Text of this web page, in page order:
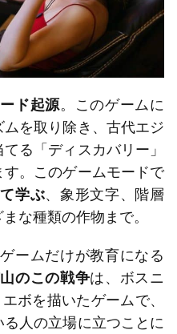
ド起源。このゲームに
を取り除き、古代エジ
る「ディスカバリー」
。このゲームモードで
学ぶ、象形文字、階層
な種類の作物まで。
ームだけが教育になる
のこの戦争は、ボスニ
ボを描いたゲームで、
人の立場に立つことに